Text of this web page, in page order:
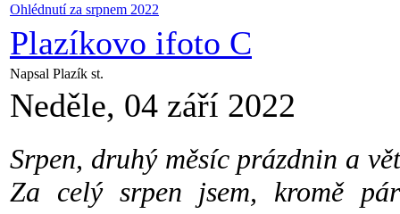
Ohlédnutí za srpnem 2022
Plazíkovo ifoto C
Napsal Plazík st.
Neděle, 04 září 2022
Srpen, druhý měsíc prázdnin a
Za celý srpen jsem, kromě